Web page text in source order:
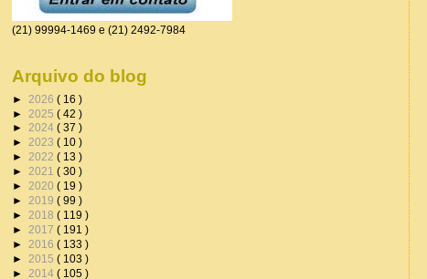
(21) 99994-1469 e (21) 2492-7984
Arquivo do blog
► 2026 ( 16 )
► 2025 ( 42 )
► 2024 ( 37 )
► 2023 ( 10 )
► 2022 ( 13 )
► 2021 ( 30 )
► 2020 ( 19 )
► 2019 ( 99 )
► 2018 ( 119 )
► 2017 ( 191 )
► 2016 ( 133 )
► 2015 ( 103 )
► 2014 ( 105 )